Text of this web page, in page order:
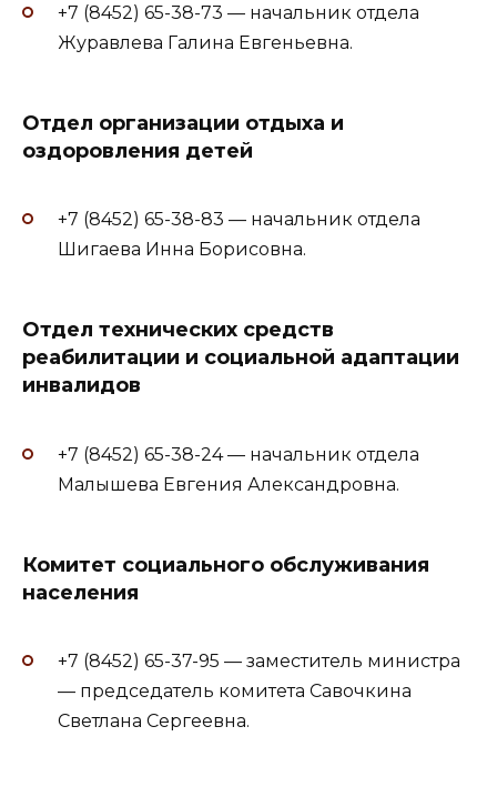
+7 (8452) 65-38-73 — начальник отдела
Журавлева Галина Евгеньевна.
Отдел организации отдыха и
оздоровления детей
+7 (8452) 65-38-83 — начальник отдела
Шигаева Инна Борисовна.
Отдел технических средств
реабилитации и социальной адаптации
инвалидов
+7 (8452) 65-38-24 — начальник отдела
Малышева Евгения Александровна.
Комитет социального обслуживания
населения
+7 (8452) 65-37-95 — заместитель министра
— председатель комитета Савочкина
Светлана Сергеевна.